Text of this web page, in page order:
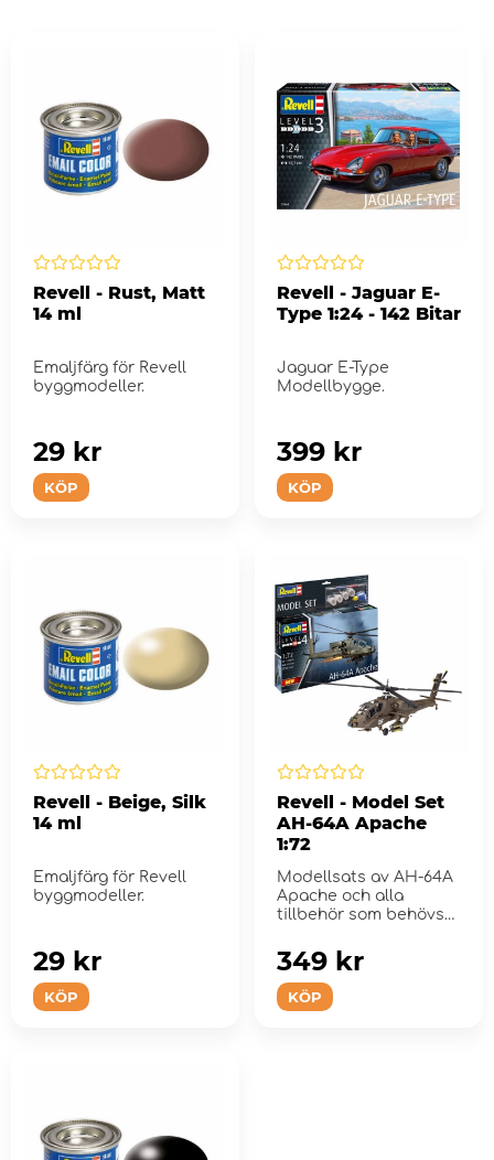
Revell - Rust, Matt
14 ml
Emaljfärg för Revell
byggmodeller.
KÖP
29 kr
Revell - Jaguar E-
Type 1:24 - 142 Bitar
Jaguar E-Type
Modellbygge.
KÖP
399 kr
Revell - Beige, Silk
14 ml
Emaljfärg för Revell
byggmodeller.
KÖP
29 kr
Revell - Model Set
AH-64A Apache
1:72
Modellsats av AH-64A
Apache och alla
tillbehör som behövs
KÖP
349 kr